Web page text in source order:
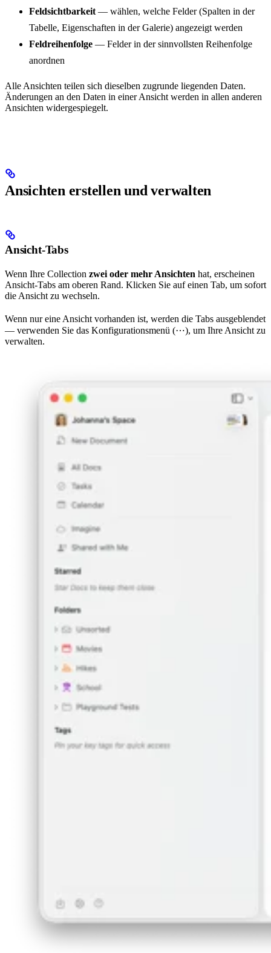
Feldsichtbarkeit — wählen, welche Felder (Spalten in der
Tabelle, Eigenschaften in der Galerie) angezeigt werden
Feldreihenfolge — Felder in der sinnvollsten Reihenfolge
anordnen
Alle Ansichten teilen sich dieselben zugrunde liegenden Daten.
Änderungen an den Daten in einer Ansicht werden in allen anderen
Ansichten widergespiegelt.
Ansichten erstellen und verwalten
Ansicht-Tabs
Wenn Ihre Collection zwei oder mehr Ansichten hat, erscheinen
Ansicht-Tabs am oberen Rand. Klicken Sie auf einen Tab, um sofort
die Ansicht zu wechseln.
Wenn nur eine Ansicht vorhanden ist, werden die Tabs ausgeblendet
— verwenden Sie das Konfigurationsmenü (⋯), um Ihre Ansicht zu
verwalten.